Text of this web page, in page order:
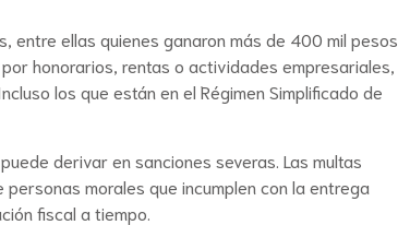
entre ellas quienes ganaron más de 400 mil pesos
honorarios, rentas o actividades empresariales,
los que están en el Régimen Simplificado de
derivar en sanciones severas. Las multas
morales que incumplen con la entrega
fiscal a tiempo.